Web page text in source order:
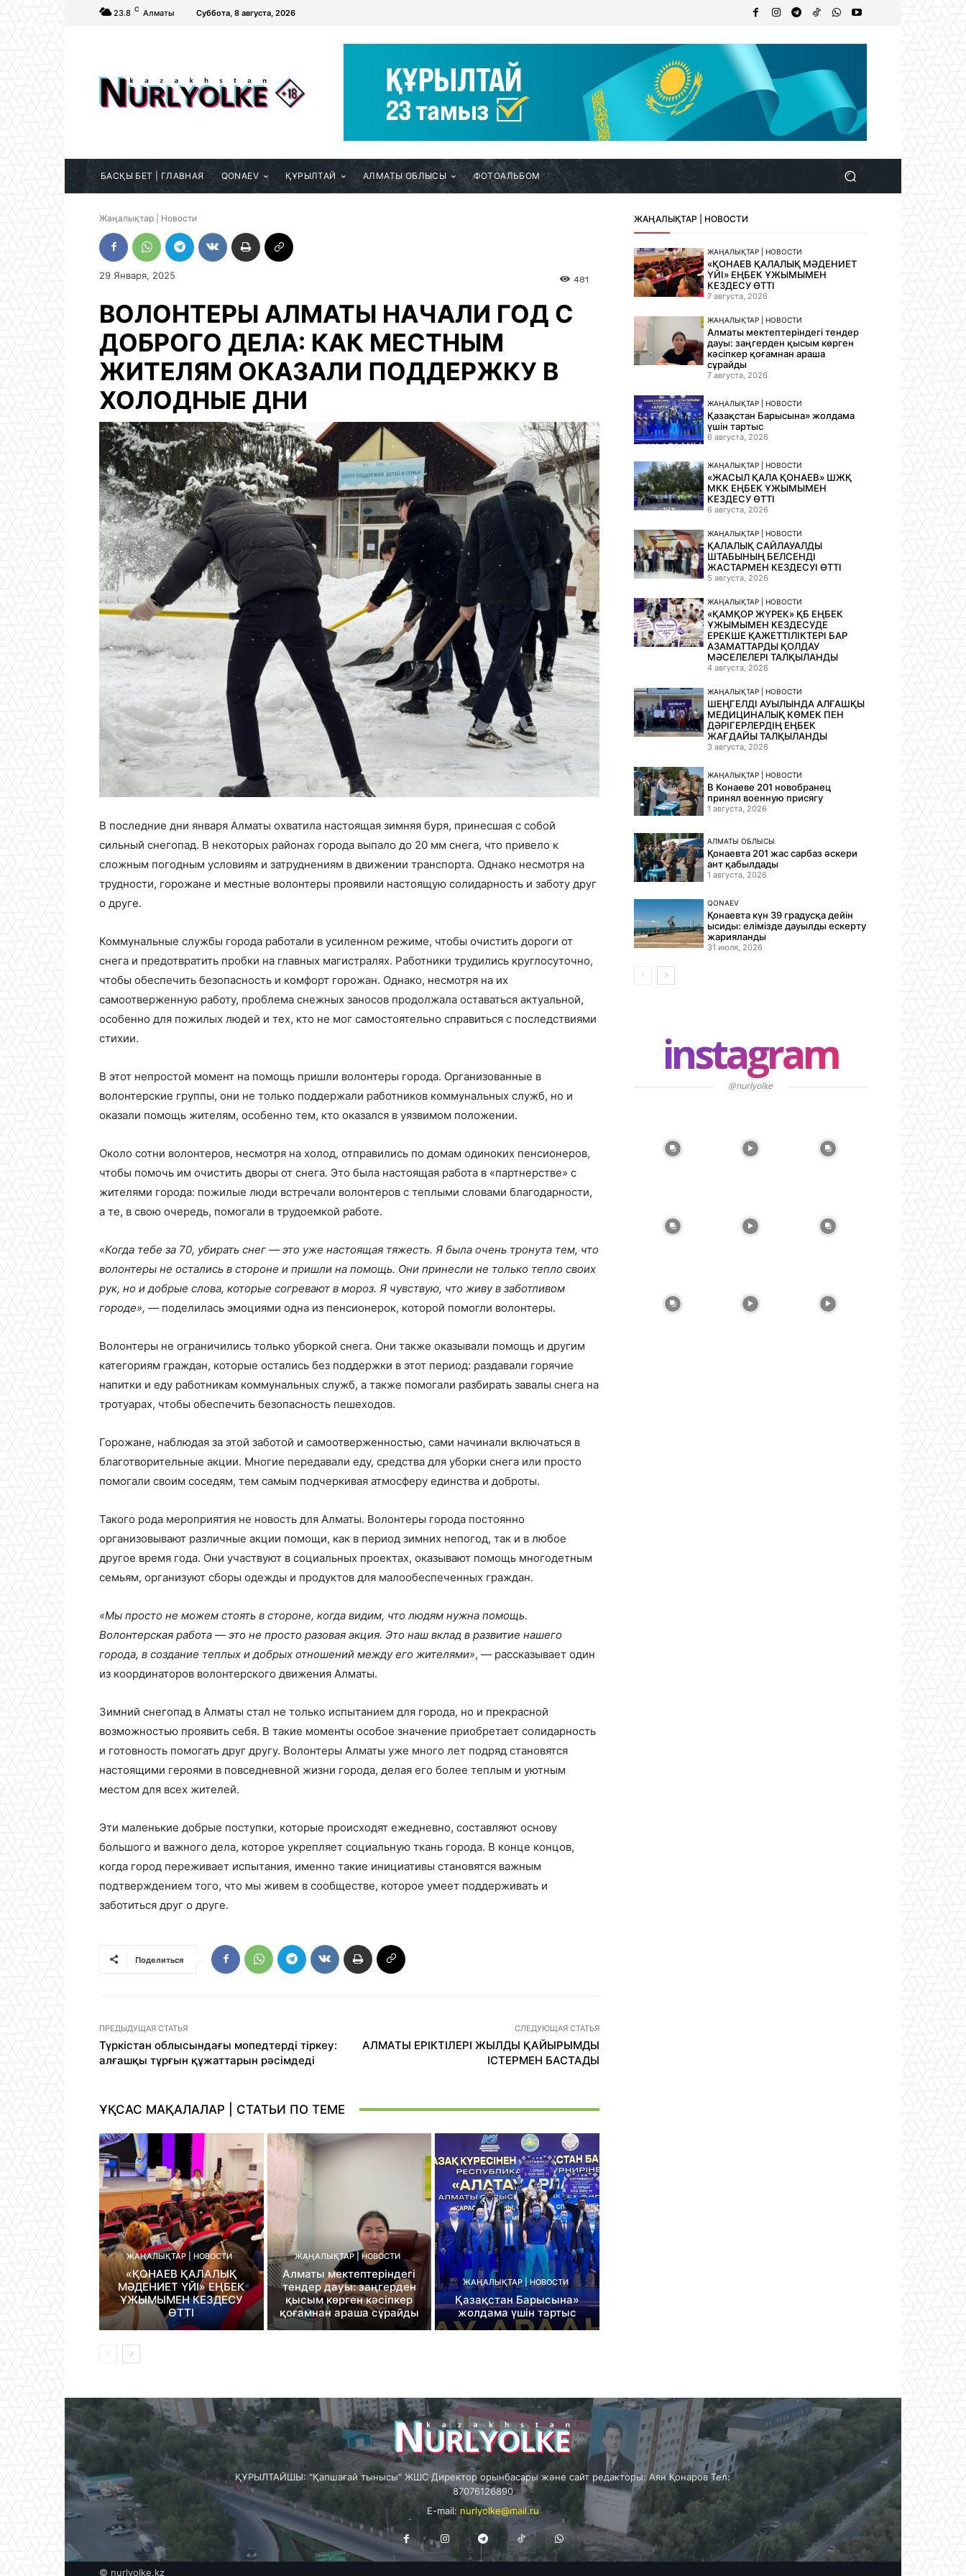
23.8 C Алматы Суббота, 8 августа, 2026
БАСҚЫ БЕТ | ГЛАВНАЯ QONAEV ҚҰРЫЛТАЙ АЛМАТЫ ОБЛЫСЫ ФОТОАЛЬБОМ
Жаңалықтар | Новости
29 Января, 2025 481
ВОЛОНТЕРЫ АЛМАТЫ НАЧАЛИ ГОД С
ДОБРОГО ДЕЛА: КАК МЕСТНЫМ
ЖИТЕЛЯМ ОКАЗАЛИ ПОДДЕРЖКУ В
ХОЛОДНЫЕ ДНИ
В последние дни января Алматы охватила настоящая зимняя буря, принесшая с собой
сильный снегопад. В некоторых районах города выпало до 20 мм снега, что привело к
сложным погодным условиям и затруднениям в движении транспорта. Однако несмотря на
трудности, горожане и местные волонтеры проявили настоящую солидарность и заботу друг
о друге.
Коммунальные службы города работали в усиленном режиме, чтобы очистить дороги от
снега и предотвратить пробки на главных магистралях. Работники трудились круглосуточно,
чтобы обеспечить безопасность и комфорт горожан. Однако, несмотря на их
самоотверженную работу, проблема снежных заносов продолжала оставаться актуальной,
особенно для пожилых людей и тех, кто не мог самостоятельно справиться с последствиями
стихии.
В этот непростой момент на помощь пришли волонтеры города. Организованные в
волонтерские группы, они не только поддержали работников коммунальных служб, но и
оказали помощь жителям, особенно тем, кто оказался в уязвимом положении.
Около сотни волонтеров, несмотря на холод, отправились по домам одиноких пенсионеров,
чтобы помочь им очистить дворы от снега. Это была настоящая работа в «партнерстве» с
жителями города: пожилые люди встречали волонтеров с теплыми словами благодарности,
а те, в свою очередь, помогали в трудоемкой работе.
«Когда тебе за 70, убирать снег — это уже настоящая тяжесть. Я была очень тронута тем, что
волонтеры не остались в стороне и пришли на помощь. Они принесли не только тепло своих
рук, но и добрые слова, которые согревают в мороз. Я чувствую, что живу в заботливом
городе», — поделилась эмоциями одна из пенсионерок, которой помогли волонтеры.
Волонтеры не ограничились только уборкой снега. Они также оказывали помощь и другим
категориям граждан, которые остались без поддержки в этот период: раздавали горячие
напитки и еду работникам коммунальных служб, а также помогали разбирать завалы снега на
тротуарах, чтобы обеспечить безопасность пешеходов.
Горожане, наблюдая за этой заботой и самоотверженностью, сами начинали включаться в
благотворительные акции. Многие передавали еду, средства для уборки снега или просто
помогали своим соседям, тем самым подчеркивая атмосферу единства и доброты.
Такого рода мероприятия не новость для Алматы. Волонтеры города постоянно
организовывают различные акции помощи, как в период зимних непогод, так и в любое
другое время года. Они участвуют в социальных проектах, оказывают помощь многодетным
семьям, организуют сборы одежды и продуктов для малообеспеченных граждан.
«Мы просто не можем стоять в стороне, когда видим, что людям нужна помощь.
Волонтерская работа — это не просто разовая акция. Это наш вклад в развитие нашего
города, в создание теплых и добрых отношений между его жителями», — рассказывает один
из координаторов волонтерского движения Алматы.
Зимний снегопад в Алматы стал не только испытанием для города, но и прекрасной
возможностью проявить себя. В такие моменты особое значение приобретает солидарность
и готовность помогать друг другу. Волонтеры Алматы уже много лет подряд становятся
настоящими героями в повседневной жизни города, делая его более теплым и уютным
местом для всех жителей.
Эти маленькие добрые поступки, которые происходят ежедневно, составляют основу
большого и важного дела, которое укрепляет социальную ткань города. В конце концов,
когда город переживает испытания, именно такие инициативы становятся важным
подтверждением того, что мы живем в сообществе, которое умеет поддерживать и
заботиться друг о друге.
Поделиться
ПРЕДЫДУЩАЯ СТАТЬЯ
Түркістан облысындағы мопедтерді тіркеу:
алғашқы тұрғын құжаттарын рәсімдеді
СЛЕДУЮЩАЯ СТАТЬЯ
АЛМАТЫ ЕРІКТІЛЕРІ ЖЫЛДЫ ҚАЙЫРЫМДЫ
ІСТЕРМЕН БАСТАДЫ
ҰҚСАС МАҚАЛАЛАР | СТАТЬИ ПО ТЕМЕ
ЖАҢАЛЫҚТАР | НОВОСТИ
«ҚОНАЕВ ҚАЛАЛЫҚ
МӘДЕНИЕТ ҮЙІ» ЕҢБЕК
ҰЖЫМЫМЕН КЕЗДЕСУ
ӨТТІ
ЖАҢАЛЫҚТАР | НОВОСТИ
Алматы мектептеріндегі
тендер дауы: заңгерден
қысым көрген кәсіпкер
қоғамнан араша сұрайды
ЖАҢАЛЫҚТАР | НОВОСТИ
Қазақстан Барысына»
жолдама үшін тартыс
ЖАҢАЛЫҚТАР | НОВОСТИ
ЖАҢАЛЫҚТАР | НОВОСТИ
«ҚОНАЕВ ҚАЛАЛЫҚ МӘДЕНИЕТ
ҮЙІ» ЕҢБЕК ҰЖЫМЫМЕН
КЕЗДЕСУ ӨТТІ
7 августа, 2026
ЖАҢАЛЫҚТАР | НОВОСТИ
Алматы мектептеріндегі тендер
дауы: заңгерден қысым көрген
кәсіпкер қоғамнан араша
сұрайды
7 августа, 2026
ЖАҢАЛЫҚТАР | НОВОСТИ
Қазақстан Барысына» жолдама
үшін тартыс
6 августа, 2026
ЖАҢАЛЫҚТАР | НОВОСТИ
«ЖАСЫЛ ҚАЛА ҚОНАЕВ» ШЖҚ
МКК ЕҢБЕК ҰЖЫМЫМЕН
КЕЗДЕСУ ӨТТІ
6 августа, 2026
ЖАҢАЛЫҚТАР | НОВОСТИ
ҚАЛАЛЫҚ САЙЛАУАЛДЫ
ШТАБЫНЫҢ БЕЛСЕНДІ
ЖАСТАРМЕН КЕЗДЕСУІ ӨТТІ
5 августа, 2026
ЖАҢАЛЫҚТАР | НОВОСТИ
«ҚАМҚОР ЖҮРЕК» ҚБ ЕҢБЕК
ҰЖЫМЫМЕН КЕЗДЕСУДЕ
ЕРЕКШЕ ҚАЖЕТТІЛІКТЕРІ БАР
АЗАМАТТАРДЫ ҚОЛДАУ
МӘСЕЛЕЛЕРІ ТАЛҚЫЛАНДЫ
4 августа, 2026
ЖАҢАЛЫҚТАР | НОВОСТИ
ШЕҢГЕЛДІ АУЫЛЫНДА АЛҒАШҚЫ
МЕДИЦИНАЛЫҚ КӨМЕК ПЕН
ДӘРІГЕРЛЕРДІҢ ЕҢБЕК
ЖАҒДАЙЫ ТАЛҚЫЛАНДЫ
3 августа, 2026
ЖАҢАЛЫҚТАР | НОВОСТИ
В Конаеве 201 новобранец
принял военную присягу
1 августа, 2026
АЛМАТЫ ОБЛЫСЫ
Қонаевта 201 жас сарбаз әскери
ант қабылдады
1 августа, 2026
QONAEV
Қонаевта күн 39 градусқа дейін
ысиды: елімізде дауылды ескерту
жарияланды
31 июля, 2026
instagram
@nurlyolke
ҚҰРЫЛТАЙШЫ: "Қапшағай тынысы" ЖШС Директор орынбасары және сайт редакторы: Аян Қонаров Тел:
87076126890
E-mail: nurlyolke@mail.ru
© nurlyolke.kz